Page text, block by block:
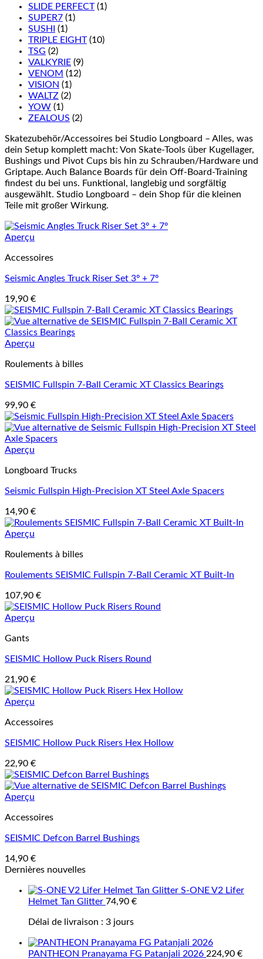
SLIDE PERFECT (1)
SUPER7 (1)
SUSHI
(1)
TRIPLE EIGHT (10)
TSG (2)
VALKYRIE (9)
VENOM (12)
VISION (1)
WALTZ (2)
YOW (1)
ZEALOUS (2)
Skatezubehör/Accessoires bei Studio Longboard – Alles, was
dein Setup komplett macht: Von Skate-Tools über Kugellager,
Bushings und Pivot Cups bis hin zu Schrauben/Hardware und
Griptape. Auch Balance Boards für dein Off-Board-Training
findest du bei uns. Funktional, langlebig und sorgfältig
ausgewählt. Studio Longboard – dein Shop für die kleinen
Teile mit großer Wirkung.
Aperçu
Accessoires
Seismic Angles Truck Riser Set 3º + 7º
19,90 €
Aperçu
Roulements à billes
SEISMIC Fullspin 7-Ball Ceramic XT Classics Bearings
99,90 €
Aperçu
Longboard Trucks
Seismic Fullspin High-Precision XT Steel Axle Spacers
14,90 €
Aperçu
Roulements à billes
Roulements SEISMIC Fullspin 7-Ball Ceramic XT Built-In
107,90 €
Aperçu
Gants
SEISMIC Hollow Puck Risers Round
21,90 €
Aperçu
Accessoires
SEISMIC Hollow Puck Risers Hex Hollow
22,90 €
Aperçu
Accessoires
SEISMIC Defcon Barrel Bushings
14,90 €
Dernières nouvelles
S-ONE V2 Lifer
Helmet Tan Glitter 74,90 €
Délai de livraison : 3 jours
PANTHEON Pranayama FG Patanjali 2026 224,90 €